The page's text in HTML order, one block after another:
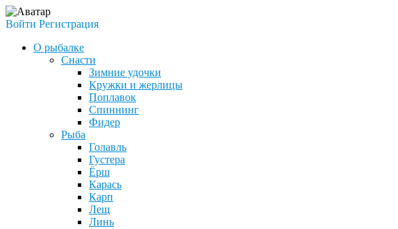
Войти Регистрация
О рыбалке
Снасти
Зимние удочки
Кружки и жерлицы
Поплавок
Спиннинг
Фидер
Рыба
Голавль
Густера
Ёрш
Карась
Карп
Лещ
Линь